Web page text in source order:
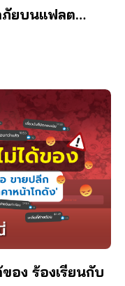
ภัยบนแฟลต
อง ร้องเรียนกับ